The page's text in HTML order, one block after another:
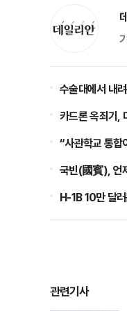
수술대에서 내
카드론 옥죄기,
“사관학교 통합
국빈(國賓), 언
H-1B 10만 달
관련기사